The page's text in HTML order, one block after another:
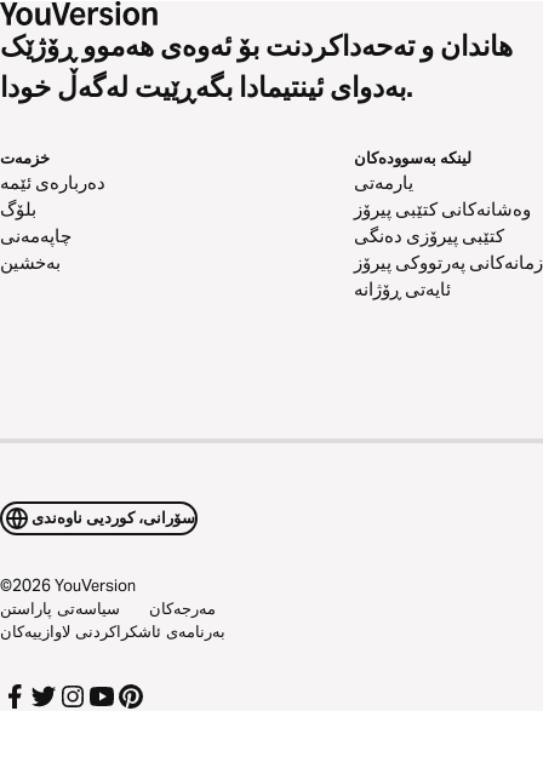
هاندان و تەحەداکردنت بۆ ئەوەی هەموو ڕۆژێک
بەدوای ئینتیمادا بگەڕێیت لەگەڵ خودا.
خزمەت
دەربارەی ئێمە
بلۆگ
چاپەمەنی
بەخشین
لینکە بەسوودەکان
یارمەتی
وەشانەکانی کتێبی پیرۆز
کتێبی پیرۆزی دەنگی
زمانەکانی پەرتووکی پیرۆز
ئایەتی ڕۆژانە
سۆرانی، کوردیی ناوەندی
©2026YouVersion
سیاسەتی پاراستن
مەرجەکان
بەرنامەی ئاشکراکردنی لاوازییەکان